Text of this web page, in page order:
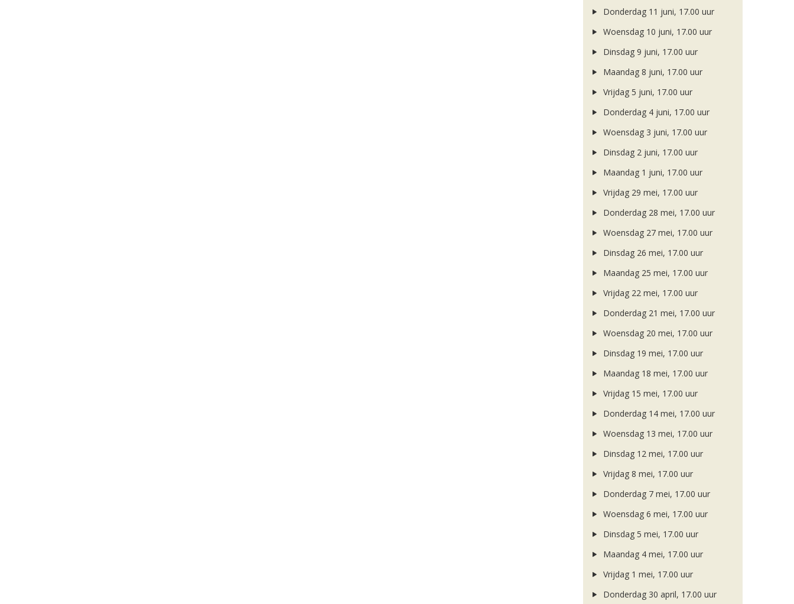
Donderdag 11 juni, 17.00 uur
Woensdag 10 juni, 17.00 uur
Dinsdag 9 juni, 17.00 uur
Maandag 8 juni, 17.00 uur
Vrijdag 5 juni, 17.00 uur
Donderdag 4 juni, 17.00 uur
Woensdag 3 juni, 17.00 uur
Dinsdag 2 juni, 17.00 uur
Maandag 1 juni, 17.00 uur
Vrijdag 29 mei, 17.00 uur
Donderdag 28 mei, 17.00 uur
Woensdag 27 mei, 17.00 uur
Dinsdag 26 mei, 17.00 uur
Maandag 25 mei, 17.00 uur
Vrijdag 22 mei, 17.00 uur
Donderdag 21 mei, 17.00 uur
Woensdag 20 mei, 17.00 uur
Dinsdag 19 mei, 17.00 uur
Maandag 18 mei, 17.00 uur
Vrijdag 15 mei, 17.00 uur
Donderdag 14 mei, 17.00 uur
Woensdag 13 mei, 17.00 uur
Dinsdag 12 mei, 17.00 uur
Vrijdag 8 mei, 17.00 uur
Donderdag 7 mei, 17.00 uur
Woensdag 6 mei, 17.00 uur
Dinsdag 5 mei, 17.00 uur
Maandag 4 mei, 17.00 uur
Vrijdag 1 mei, 17.00 uur
Donderdag 30 april, 17.00 uur